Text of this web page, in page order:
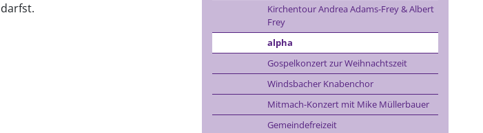
darfst.
Kirchentour Andrea Adams-Frey & Albert
Frey
alpha
Gospelkonzert zur Weihnachtszeit
Windsbacher Knabenchor
Mitmach-Konzert mit Mike Müllerbauer
Gemeindefreizeit